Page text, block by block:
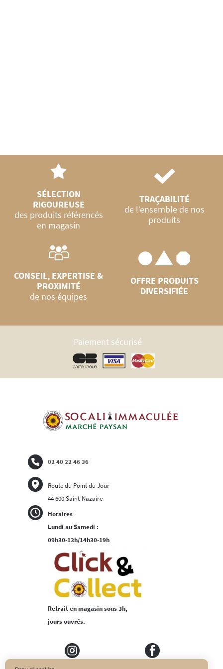
SÉLECTION
RIGOUREUSE
des produits référencés
en magasin
TRAÇABILITÉ
de l’ensemble de nos
produits
CONSEIL, EXPERTISE &
PROXIMITÉ
de nos équipes
OFFRE PRODUITS
DIVERSIFIÉE
Paiement sécurisé
Horaires
Lundi au Samedi :
09h30-13h/14h30-19h
Retrait en magasin sous 3h,
jours ouvrés.
02 40 22 46 36
Route du Point du Jour
44 600 Saint-Nazaire